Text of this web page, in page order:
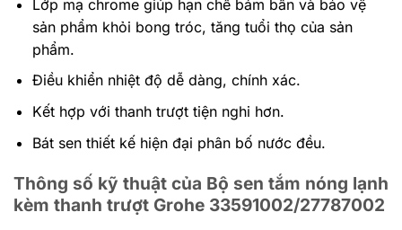
Lớp mạ chrome giúp hạn chế bám bẩn và bảo vệ
sản phẩm khỏi bong tróc, tăng tuổi thọ của sản
phẩm.
Điều khiển nhiệt độ dễ dàng, chính xác.
Kết hợp với thanh trượt tiện nghi hơn.
Bát sen thiết kế hiện đại phân bố nước đều.
Thông số kỹ thuật của Bộ sen tắm nóng lạnh
kèm thanh trượt Grohe 33591002/27787002